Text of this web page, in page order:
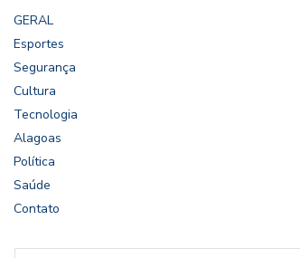
GERAL
Esportes
Segurança
Cultura
Tecnologia
Alagoas
Política
Saúde
Contato